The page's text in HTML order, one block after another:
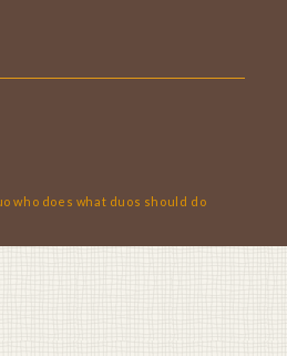
who does what duos should do